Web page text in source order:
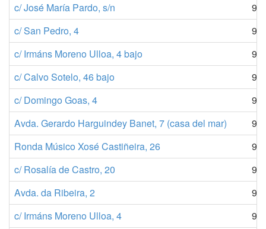
c/ José María Pardo, s/n
c/ San Pedro, 4
c/ Irmáns Moreno Ulloa, 4 bajo
c/ Calvo Sotelo, 46 bajo
c/ Domingo Goas, 4
Avda. Gerardo Harguindey Banet, 7 (casa del mar)
Ronda Músico Xosé Castiñeira, 26
c/ Rosalía de Castro, 20
Avda. da Ribeira, 2
c/ Irmáns Moreno Ulloa, 4